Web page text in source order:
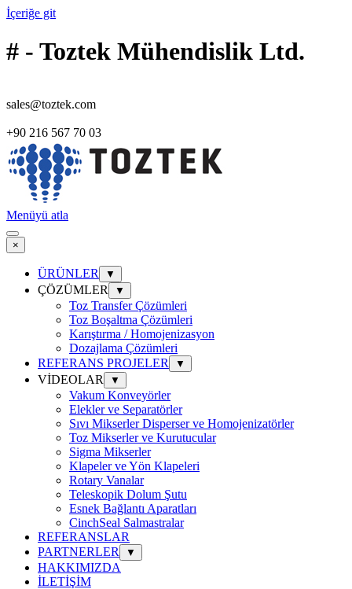
İçeriğe git
# - Toztek Mühendislik Ltd.
sales@toztek.com
+90 216 567 70 03
Menüyü atla
×
ÜRÜNLER ▼
ÇÖZÜMLER ▼
Toz Transfer Çözümleri
Toz Boşaltma Çözümleri
Karıştırma / Homojenizasyon
Dozajlama Çözümleri
REFERANS PROJELER
▼
VİDEOLAR ▼
Vakum Konveyörler
Elekler ve Separatörler
Sıvı Mikserler Disperser ve Homojenizatörler
Toz Mikserler ve Kurutucular
Sigma Mikserler
Klapeler ve Yön Klapeleri
Rotary Vanalar
Teleskopik Dolum Şutu
Esnek Bağlantı Aparatları
CinchSeal Salmastralar
REFERANSLAR
PARTNERLER
▼
HAKKIMIZDA
İLETİŞİM